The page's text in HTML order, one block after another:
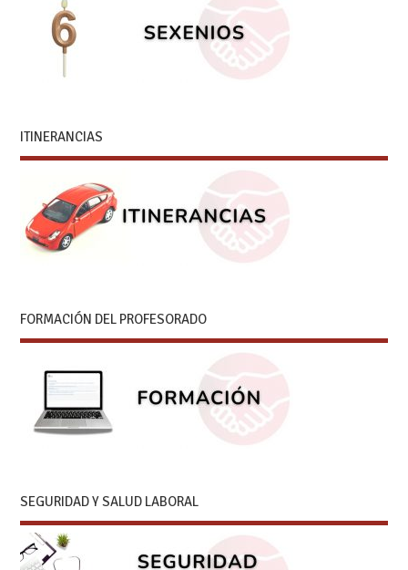
ITINERANCIAS
FORMACIÓN DEL PROFESORADO
SEGURIDAD Y SALUD LABORAL